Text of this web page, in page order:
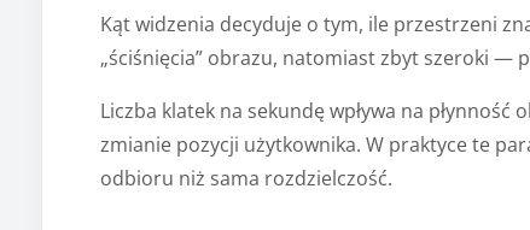
Kąt widzenia decyduje o tym, ile przestrzeni
„ściśnięcia” obrazu, natomiast zbyt szeroki —
Liczba klatek na sekundę wpływa na
zmianie pozycji użytkownika. W praktyce te
odbioru niż sama rozdzielczość.